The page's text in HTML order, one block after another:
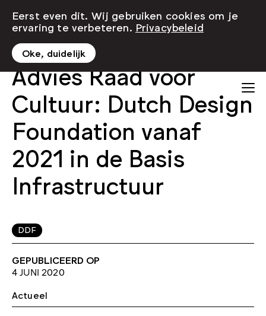
Advies Raad voor
Cultuur: Dutch Design
Foundation vanaf
2021 in de Basis
Infrastructuur
DDF
GEPUBLICEERD OP
4 JUNI 2020
Actueel
Eerst even dit. Wij gebruiken cookies om je
ervaring te verbeteren. Privacybeleid
Oke, duidelijk